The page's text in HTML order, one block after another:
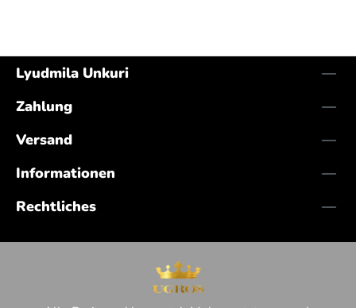
Lyudmila Unkuri
Zahlung
Versand
Informationen
Rechtliches